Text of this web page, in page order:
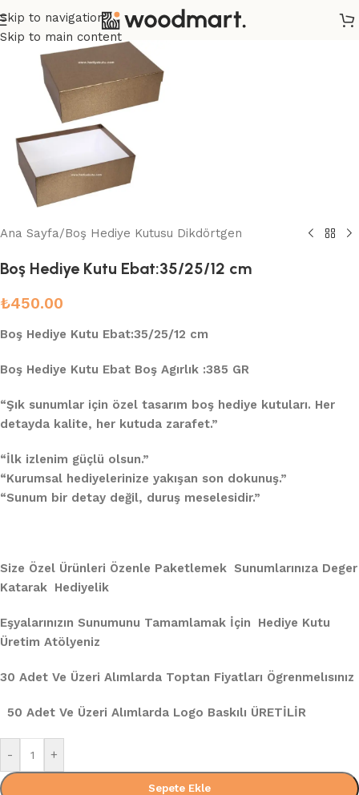
Skip to navigation
Skip to main content
Ana Sayfa/Boş Hediye Kutusu Dikdörtgen
Boş Hediye Kutu Ebat:35/25/12 cm
₺450.00
Boş Hediye Kutu Ebat:35/25/12 cm
Boş Hediye Kutu Ebat Boş Agırlık :385 GR
“Şık sunumlar için özel tasarım boş hediye kutuları. Her
detayda kalite, her kutuda zarafet.”
“İlk izlenim güçlü olsun.”
“Kurumsal hediyelerinize yakışan son dokunuş.”
“Sunum bir detay değil, duruş meselesidir.”
Size Özel Ürünleri Özenle Paketlemek Sunumlarınıza Deger
Katarak Hediyelik
Eşyalarınızın Sunumunu Tamamlamak İçin Hediye Kutu
Üretim Atölyeniz
30 Adet Ve Üzeri Alımlarda Toptan Fiyatları Ögrenmelısınız
50 Adet Ve Üzeri Alımlarda Logo Baskılı ÜRETİLİR
- +
Sepete Ekle